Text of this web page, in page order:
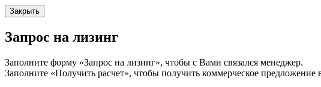
Закрыть
Запрос на лизинг
Заполните форму «Запрос на лизинг», чтобы с Вами связался менеджер.
Заполните «Получить расчет», чтобы получить коммерческое